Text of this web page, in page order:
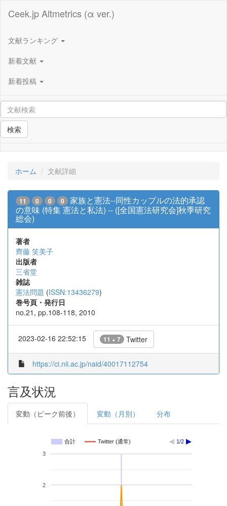
Ceek.jp Altmetrics (α ver.)
文献ランキング
新着文献
新着投稿
検索
ホーム 文献詳細
11 0 0 0
家族と憲法--同性カップルの法的承認
の意味 (特集 憲法と私法) -- ([全国憲法研究会]秋季研究
総会)
著者
齊藤 笑美子
出版者
三省堂
雑誌
憲法問題 (ISSN:13436279)
巻号頁・発行日
no.21, pp.108-118, 2010
2023-02-16 22:52:15 11 + 7 Twitter
https://ci.nii.ac.jp/naid/40017112754
言及状況
変動（ピーク前後） 変動（月別） 分布
合計 Twitter (通常) 1/2
2
3